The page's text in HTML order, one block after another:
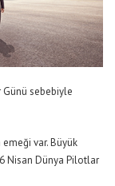
Günü sebebiyle
emeği var. Büyük
Nisan Dünya Pilotlar